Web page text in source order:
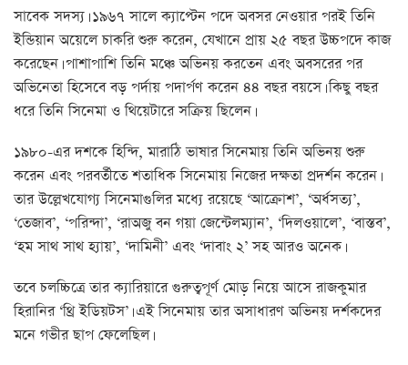
সাবেক সদস্য। ১৯৬৭ সালে ক‍্যাপ্টেন পদে অবসর নেওয়ার পরই তিনি
ইন্ডিয়ান অয়েলে চাকরি শুরু করেন, যেখানে প্রায় ২৫ বছর উচ্চপদে কাজ
করেছেন। পাশাপাশি তিনি মঞ্চে অভিনয় করতেন এবং অবসরের পর
অভিনেতা হিসেবে বড় পর্দায় পদার্পণ করেন ৪৪ বছর বয়সে। কিছু বছর
ধরে তিনি সিনেমা ও থিয়েটারে সক্রিয় ছিলেন।
১৯৮০-এর দশকে হিন্দি, মারাঠি ভাষার সিনেমায় তিনি অভিনয় শুরু
করেন এবং পরবর্তীতে শতাধিক সিনেমায় নিজের দক্ষতা প্রদর্শন করেন।
তার উল্লেখযোগ্য সিনেমাগুলির মধ্যে রয়েছে ‘আক্রোশ’, ‘অর্ধসত্য’,
‘তেজাব’, ‘পরিন্দা’, ‘রাঅজু বন গয়া জেন্টেলম্যান’, ‘দিলওয়ালে’, ‘বাস্তব’,
‘হম সাথ সাথ হ্যায়’, ‘দামিনী’ এবং ‘দাবাং ২’ সহ আরও অনেক।
তবে চলচ্চিত্রে তার ক্যারিয়ারে গুরুত্বপূর্ণ মোড় নিয়ে আসে রাজকুমার
হিরানির ‘থ্রি ইডিয়টস’। এই সিনেমায় তার অসাধারণ অভিনয় দর্শকদের
মনে গভীর ছাপ ফেলেছিল।